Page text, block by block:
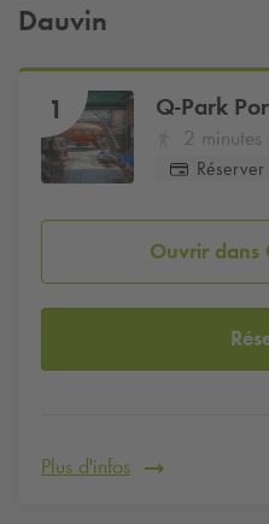
Dauvin
1 Q-Park
2 minutes
Réserver
Ouvrir dans
Plus d'infos